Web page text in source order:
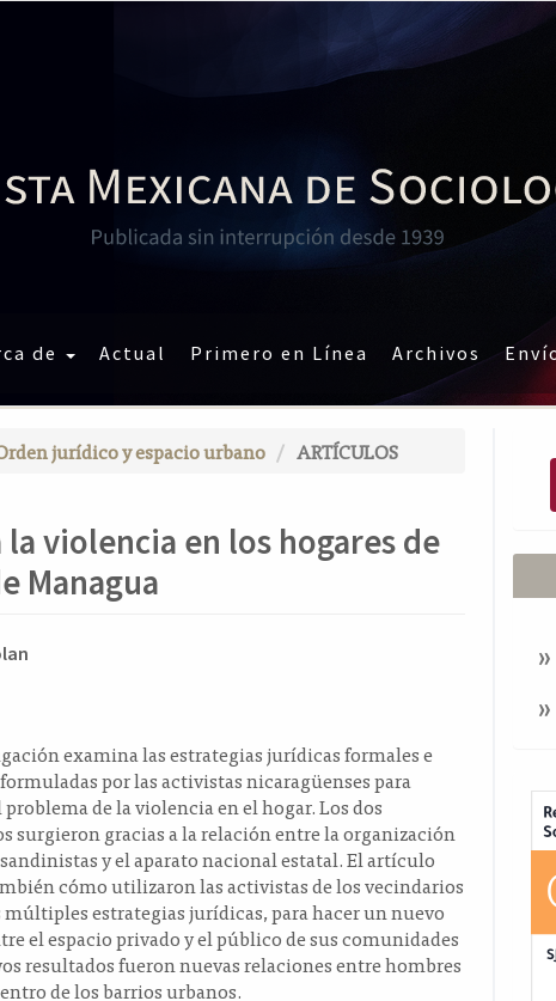
de Actual Primero en Línea Archivos
jurídico y espacio urbano ARTÍCULOS
violencia en los hogares de
Managua
examina las estrategias jurídicas formales e
por las activistas nicaragüenses para
de la violencia en el hogar. Los dos
surgieron gracias a la relación entre la organización
y el aparato nacional estatal. El artículo
cómo utilizaron las activistas de los vecindarios
estrategias jurídicas, para hacer un nuevo
el espacio privado y el público de sus comunidades
resultados fueron nuevas relaciones entre hombres
de los barrios urbanos.